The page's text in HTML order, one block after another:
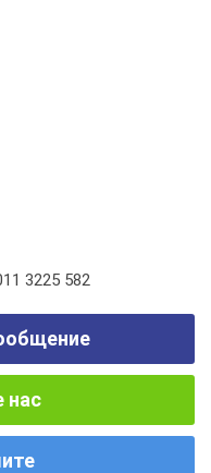
3225 582
нас